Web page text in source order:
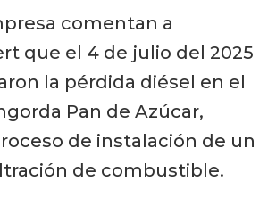
comentan a
que el 4 de julio del 2025
la pérdida diésel en el
Pan de Azúcar,
de instalación de un
de combustible.